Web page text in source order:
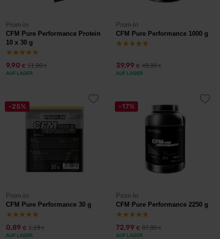
Prom-In
CFM Pure Performance Protein
10 x 30 g
9,90 € 11,90€
AUF LAGER
Prom-In
CFM Pure Performance 1000 g
39,99 € 49,90€
AUF LAGER
-25%
Prom-In
CFM Pure Performance 30 g
0,89 € 1,19€
AUF LAGER
-17%
Prom-In
CFM Pure Performance 2250 g
72,99 € 87,90€
AUF LAGER